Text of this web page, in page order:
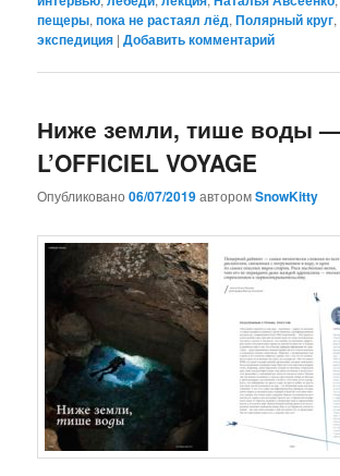
пещеры,пока не растаял лёд,Полярный круг,
экспедиция |Добавить комментарий
Ниже земли, тише воды
L’OFFICIEL VOYAGE
Опубликовано06/07/2019авторомSnowKitty